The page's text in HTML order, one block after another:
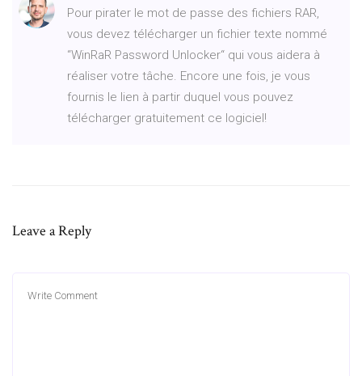
Pour pirater le mot de passe des fichiers RAR,
vous devez télécharger un fichier texte nommé
“WinRaR Password Unlocker“ qui vous aidera à
réaliser votre tâche. Encore une fois, je vous
fournis le lien à partir duquel vous pouvez
télécharger gratuitement ce logiciel!
Leave a Reply